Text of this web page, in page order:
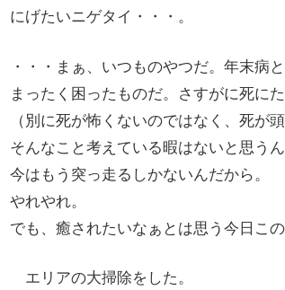
にげたいニゲタイ・・・。
・・・まぁ、いつものやつだ。年末病
まったく困ったものだ。さすがに死に
（別に死が怖くないのではなく、死が
そんなこと考えている暇はないと思うん
今はもう突っ走るしかないんだから。
やれやれ。
でも、癒されたいなぁとは思う今日この
エリアの大掃除をした。